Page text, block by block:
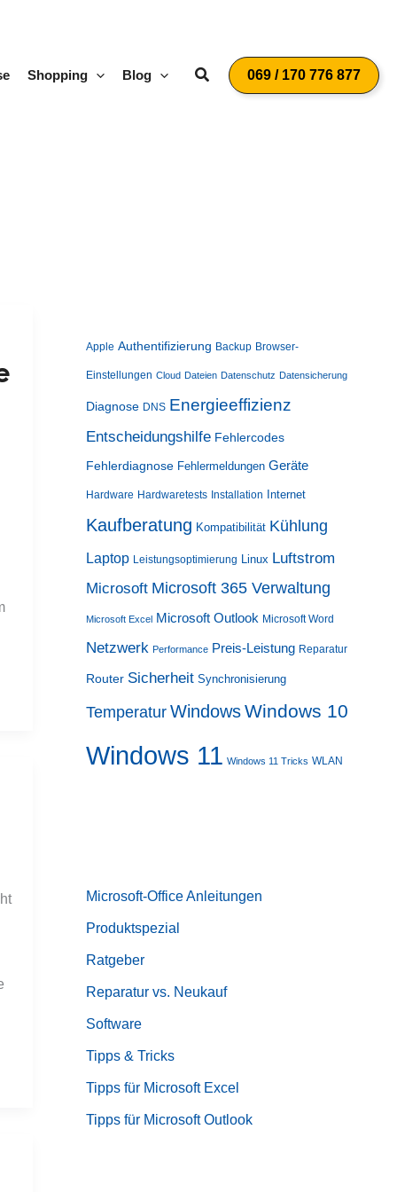
Shopping Blog Suchen069 / 170 776 877
Apple Authentifizierung Backup Browser-
Einstellungen Cloud Dateien Datenschutz Datensicherung
Diagnose DNS Energieeffizienz
Entscheidungshilfe Fehlercodes
Fehlerdiagnose Fehlermeldungen Geräte
Hardware Hardwaretests Installation Internet
Kaufberatung Kompatibilität Kühlung
Laptop Leistungsoptimierung Linux Luftstrom
Microsoft Microsoft 365 Verwaltung
Microsoft Excel Microsoft Outlook Microsoft Word
Netzwerk Performance Preis-Leistung Reparatur
Router Sicherheit Synchronisierung
Temperatur WindowsWindows 10
Windows 11 Windows 11 Tricks WLAN
Microsoft-Office Anleitungen
Produktspezial
Ratgeber
Reparatur vs. Neukauf
Software
Tipps & Tricks
Tipps für Microsoft Excel
Tipps für Microsoft Outlook